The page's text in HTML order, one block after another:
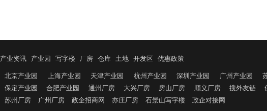
产业资讯 产业园 写字楼 厂房 仓库 土地 开发区 优惠政策
北京产业园 上海产业园 天津产业园 杭州产业园 深圳产业园 广州产业园
保定产业园
合肥产业园 通州厂房 大兴厂房 房山厂房 顺义厂房 搜外友链
苏州厂房
广州厂房 政企招商网 亦庄厂房 石景山写字楼 政企对接网